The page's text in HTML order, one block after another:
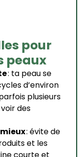
pour
peaux
: ta peau se
d’environ
plusieurs
des
: évite de
et les